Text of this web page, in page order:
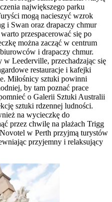
największego parku
mogą nacieszyć wzrok
i Swan oraz drapaczy chmur
przespacerować się po
można zacząć w centrum
i drapaczy chmur.
Leederville, przechadzając się
restauracje i kafejki
Miłośnicy sztuki powinni
by tam poznać prace
o Galerii Sztuki Australii
sztuki rdzennej ludności.
na wycieczkę do
przez chwilę na plażach Trigg
w Perth przyjmą turystów
przyjemny i relaksujący